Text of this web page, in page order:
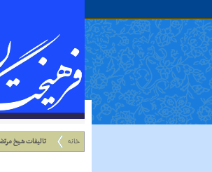
خانه تالیفات شیخ